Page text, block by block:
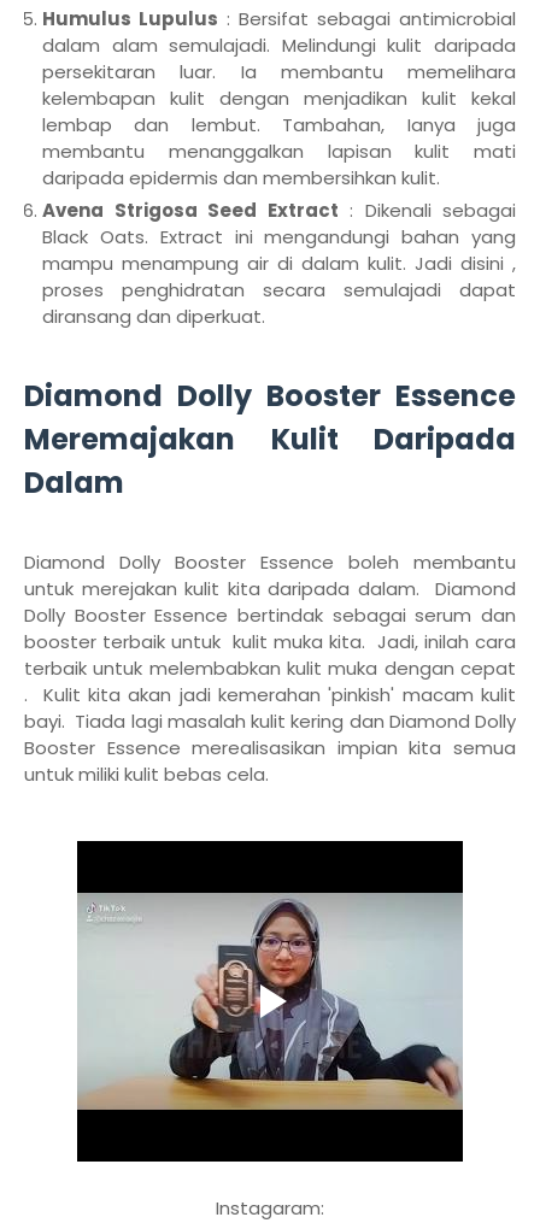
Humulus Lupulus : Bersifat sebagai antimicrobial
dalam alam semulajadi. Melindungi kulit daripada
persekitaran luar. Ia membantu memelihara
kelembapan kulit dengan menjadikan kulit kekal
lembap dan lembut. Tambahan, Ianya juga
membantu menanggalkan lapisan kulit mati
daripada epidermis dan membersihkan kulit.
Avena Strigosa Seed Extract : Dikenali sebagai
Black Oats. Extract ini mengandungi bahan yang
mampu menampung air di dalam kulit. Jadi disini ,
proses penghidratan secara semulajadi dapat
diransang dan diperkuat.
Diamond Dolly Booster Essence
Meremajakan Kulit Daripada
Dalam
Diamond Dolly Booster Essence boleh membantu
untuk merejakan kulit kita daripada dalam. Diamond
Dolly Booster Essence bertindak sebagai serum dan
booster terbaik untuk kulit muka kita. Jadi, inilah cara
terbaik untuk melembabkan kulit muka dengan cepat
. Kulit kita akan jadi kemerahan 'pinkish' macam kulit
bayi. Tiada lagi masalah kulit kering dan Diamond Dolly
Booster Essence merealisasikan impian kita semua
untuk miliki kulit bebas cela.
Instagaram: